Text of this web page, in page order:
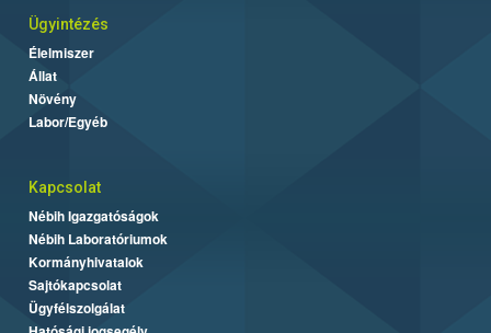
Ügyintézés
Élelmiszer
Állat
Növény
Labor/Egyéb
Kapcsolat
Nébih Igazgatóságok
Nébih Laboratóriumok
Kormányhivatalok
Sajtókapcsolat
Ügyfélszolgálat